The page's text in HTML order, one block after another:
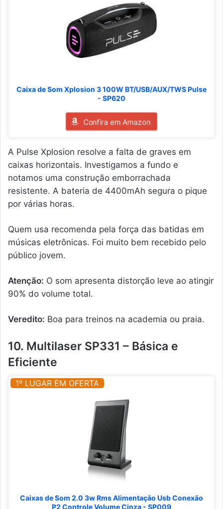
Caixa de Som Xplosion 3 100W BT/USB/AUX/TWS Pulse
- SP620
Confira em Amazon
A Pulse Xplosion resolve a falta de graves em
caixas horizontais. Investigamos a fundo e
notamos uma construção emborrachada
resistente. A bateria de 4400mAh segura o pique
por várias horas.
Quem usa recomenda pela força das batidas em
músicas eletrônicas. Foi muito bem recebido pelo
público jovem.
Atenção: O som apresenta distorção leve ao atingir
90% do volume total.
Veredito: Boa para treinos na academia ou praia.
10. Multilaser SP331 – Básica e
Eficiente
1º LUGAR EM OFERTA
Caixas de Som 2.0 3w Rms Alimentação Usb Conexão
P2 Controle Volume Cinza - SP009